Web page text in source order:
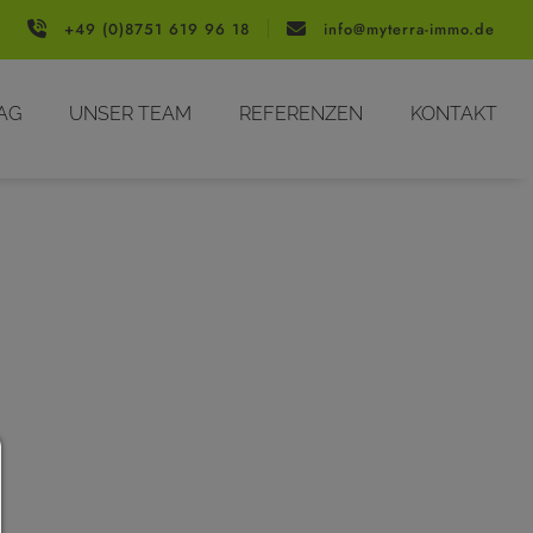
+49 (0)8751 619 96 18 info@myterra-immo.de
UNSER TEAM REFERENZEN KONTAKT